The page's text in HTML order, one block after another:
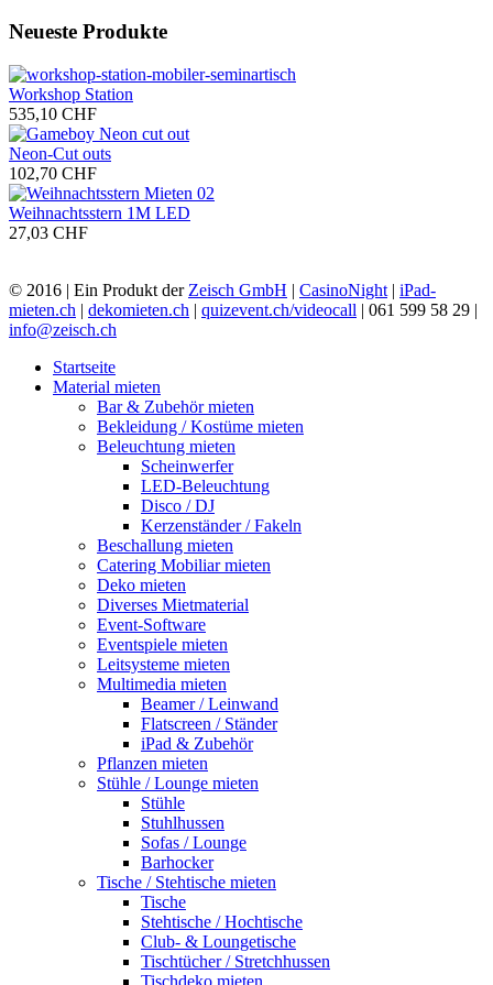
Neueste Produkte
Workshop Station
535,10 CHF
Neon-Cut outs
102,70 CHF
Weihnachtsstern 1M LED
27,03 CHF
© 2016 | Ein Produkt der Zeisch GmbH | CasinoNight | iPad-
mieten.ch | dekomieten.ch | quizevent.ch/videocall | 061 599 58 29 |
info@zeisch.ch
Startseite
Material mieten
Bar & Zubehör mieten
Bekleidung / Kostüme mieten
Beleuchtung mieten
Scheinwerfer
LED-Beleuchtung
Disco / DJ
Kerzenständer / Fakeln
Beschallung mieten
Catering Mobiliar mieten
Deko mieten
Diverses Mietmaterial
Event-Software
Eventspiele mieten
Leitsysteme mieten
Multimedia mieten
Beamer / Leinwand
Flatscreen / Ständer
iPad & Zubehör
Pflanzen mieten
Stühle / Lounge mieten
Stühle
Stuhlhussen
Sofas / Lounge
Barhocker
Tische / Stehtische mieten
Tische
Stehtische / Hochtische
Club- & Loungetische
Tischtücher / Stretchhussen
Tischdeko mieten